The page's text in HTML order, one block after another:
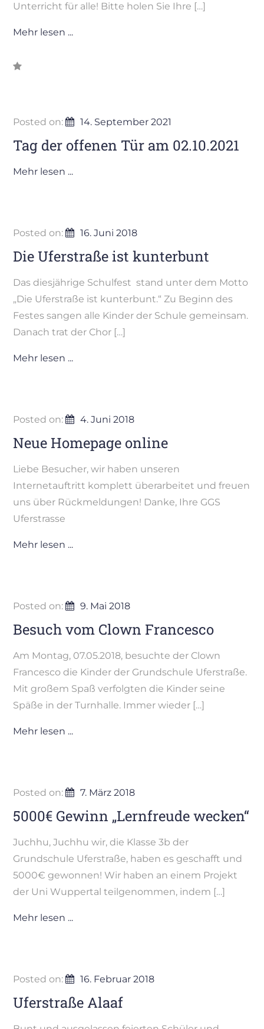
Unterricht für alle! Bitte holen Sie Ihre […]
Mehr lesen ...
Posted on: 14. September 2021
Tag der offenen Tür am 02.10.2021
Mehr lesen ...
Posted on: 16. Juni 2018
Die Uferstraße ist kunterbunt
Das diesjährige Schulfest stand unter dem Motto
„Die Uferstraße ist kunterbunt.“ Zu Beginn des
Festes sangen alle Kinder der Schule gemeinsam.
Danach trat der Chor […]
Mehr lesen ...
Posted on: 4. Juni 2018
Neue Homepage online
Liebe Besucher, wir haben unseren
Internetauftritt komplett überarbeitet und freuen
uns über Rückmeldungen! Danke, Ihre GGS
Uferstrasse
Mehr lesen ...
Posted on: 9. Mai 2018
Besuch vom Clown Francesco
Am Montag, 07.05.2018, besuchte der Clown
Francesco die Kinder der Grundschule Uferstraße.
Mit großem Spaß verfolgten die Kinder seine
Späße in der Turnhalle. Immer wieder […]
Mehr lesen ...
Posted on: 7. März 2018
5000€ Gewinn „Lernfreude wecken“
Juchhu, Juchhu wir, die Klasse 3b der
Grundschule Uferstraße, haben es geschafft und
5000€ gewonnen! Wir haben an einem Projekt
der Uni Wuppertal teilgenommen, indem […]
Mehr lesen ...
Posted on: 16. Februar 2018
Uferstraße Alaaf